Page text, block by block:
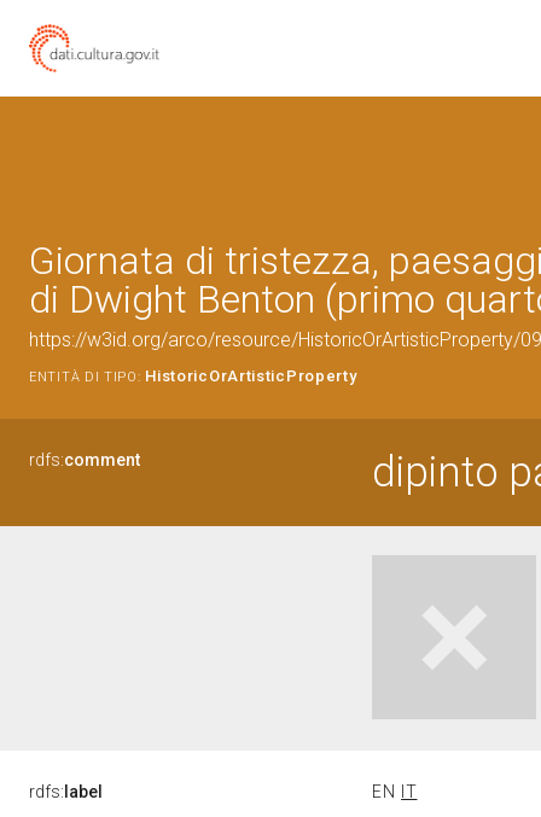
Giornata di tristezza,
di Dwight Benton (primo
https://w3id.org/arco/resource/HistoricOrArtisticProperty/
ENTITÀ DI TIPO: HistoricOrArtisticProperty
rdfs:comment dipinto
rdfs: label EN IT